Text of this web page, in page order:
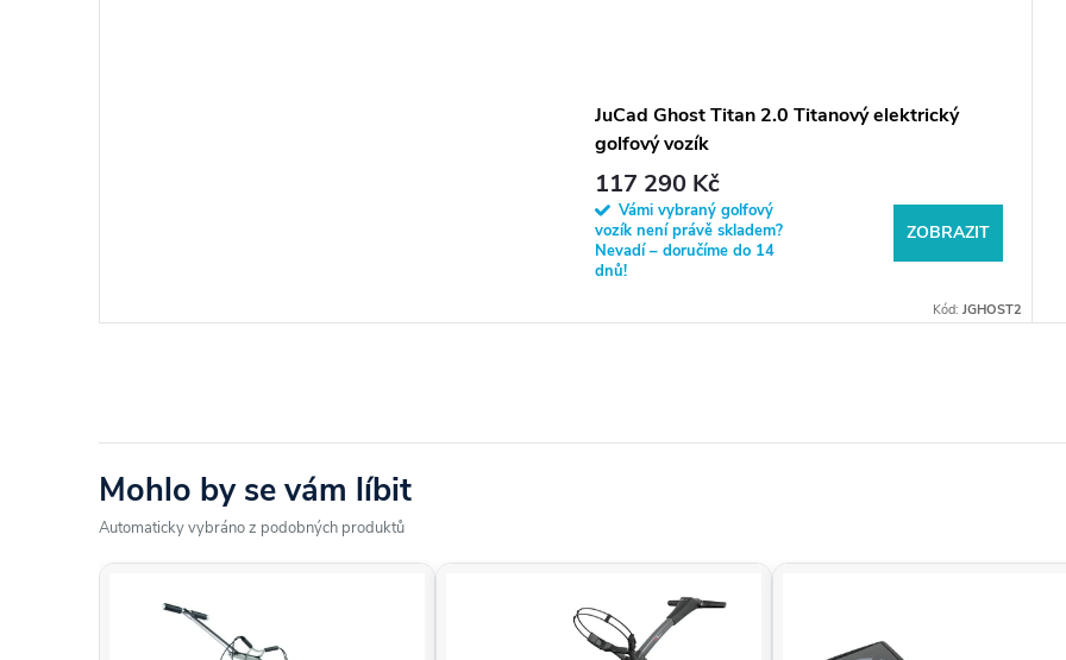
JuCad Ghost Titan 2.0 Titanový elektrický
golfový vozík
117 290 Kč
Vámi vybraný golfový
vozík není právě skladem?
Nevadí – doručíme do 14
dnů!
ZOBRAZIT
Kód: JGHOST2
Mohlo by se vám líbit
Automaticky vybráno z podobných produktů